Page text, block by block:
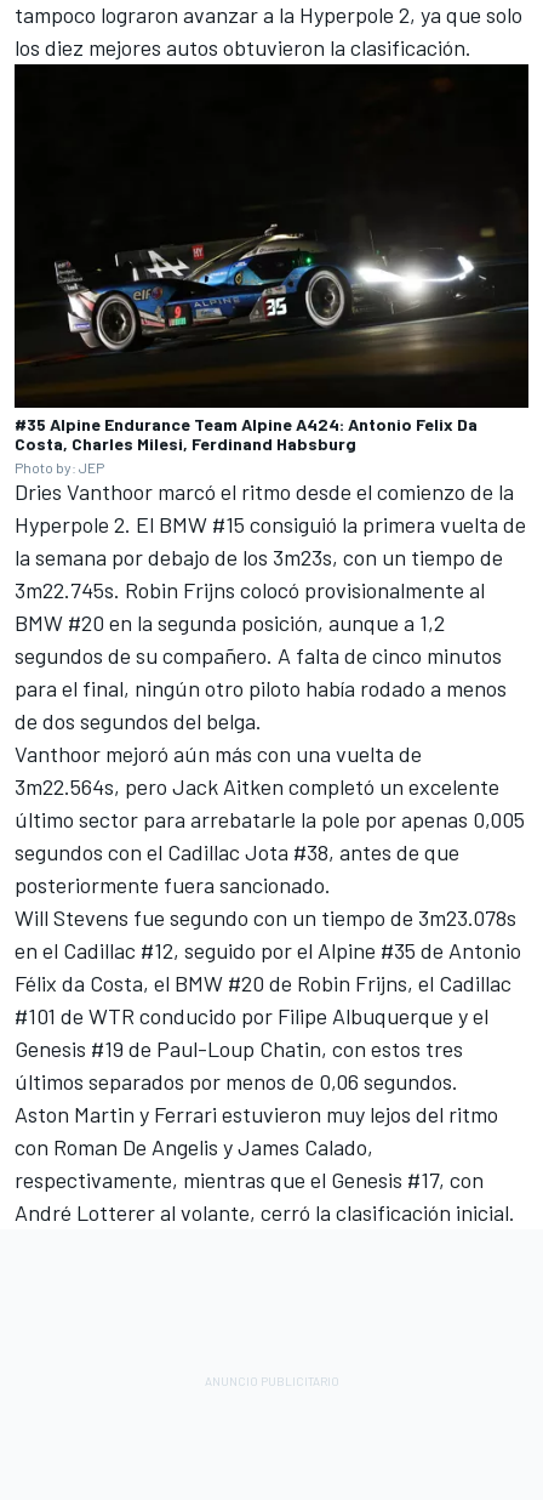
tampoco lograron avanzar a la Hyperpole 2, ya que solo
los diez mejores autos obtuvieron la clasificación.
#35 Alpine Endurance Team Alpine A424: Antonio Felix Da
Costa, Charles Milesi, Ferdinand Habsburg
Photo by: JEP
Dries Vanthoor marcó el ritmo desde el comienzo de la
Hyperpole 2. El BMW #15 consiguió la primera vuelta de
la semana por debajo de los 3m23s, con un tiempo de
3m22.745s. Robin Frijns colocó provisionalmente al
BMW #20 en la segunda posición, aunque a 1,2
segundos de su compañero. A falta de cinco minutos
para el final, ningún otro piloto había rodado a menos
de dos segundos del belga.
Vanthoor mejoró aún más con una vuelta de
3m22.564s, pero Jack Aitken completó un excelente
último sector para arrebatarle la pole por apenas 0,005
segundos con el Cadillac Jota #38, antes de que
posteriormente fuera sancionado.
Will Stevens fue segundo con un tiempo de 3m23.078s
en el Cadillac #12, seguido por el Alpine #35 de Antonio
Félix da Costa, el BMW #20 de Robin Frijns, el Cadillac
#101 de WTR conducido por Filipe Albuquerque y el
Genesis #19 de Paul-Loup Chatin, con estos tres
últimos separados por menos de 0,06 segundos.
Aston Martin y Ferrari estuvieron muy lejos del ritmo
con Roman De Angelis yJames Calado,
respectivamente, mientras que el Genesis #17, con
André Lotterer al volante, cerró la clasificación inicial.